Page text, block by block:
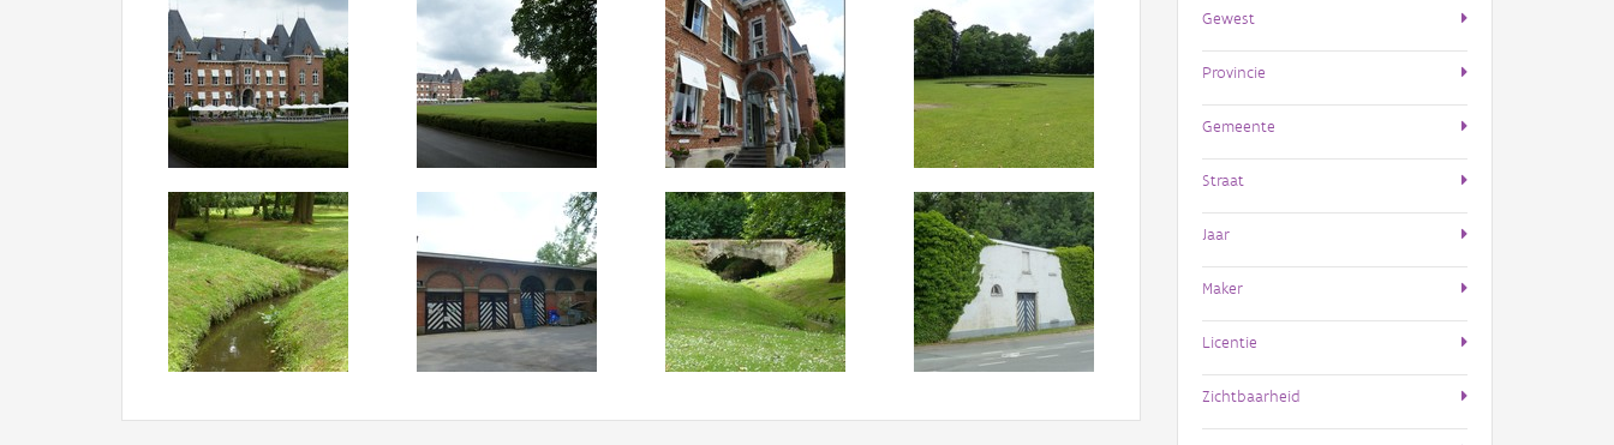
Gewest
Provincie
Gemeente
Straat
Jaar
Maker
Licentie
Zichtbaarheid